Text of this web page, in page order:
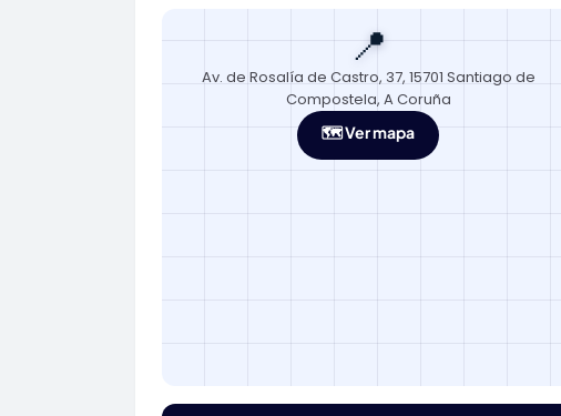
📍
Av. de Rosalía de Castro, 37, 15701 Santiago de
Compostela, A Coruña
🗺️ Ver mapa